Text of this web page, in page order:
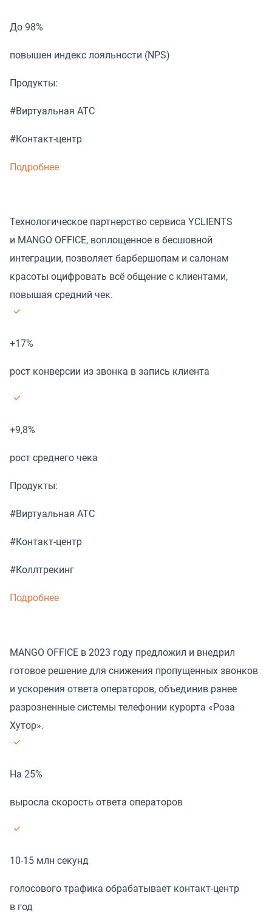
До 98%
повышен индекс лояльности (NPS)
Продукты:
#Виртуальная АТС
#Контакт-центр
Подробнее
Технологическое партнерство сервиса YCLIENTS
и MANGO OFFICE, воплощенное в бесшовной
интеграции, позволяет барбершопам и салонам
красоты оцифровать всё общение с клиентами,
повышая средний чек.
+17%
рост конверсии из звонка в запись клиента
+9,8%
рост среднего чека
Продукты:
#Виртуальная АТС
#Контакт-центр
#Коллтрекинг
Подробнее
MANGO OFFICE в 2023 году предложил и внедрил
готовое решение для снижения пропущенных звонков
и ускорения ответа операторов, объединив ранее
разрозненные системы телефонии курорта «Роза
Хутор».
На 25%
выросла скорость ответа операторов
10-15 млн секунд
голосового трафика обрабатывает контакт-центр
в год